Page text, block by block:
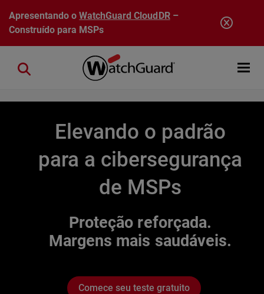
Pular para o conteúdo principal
Apresentando oWatchGuard CloudDR–
Construído para MSPs
Open
Close search
Elevando o padrão
para a cibersegurança
de MSPs
Proteção reforçada.
Margens mais saudáveis.
Comece seu teste gratuito